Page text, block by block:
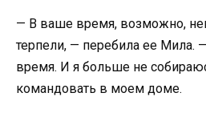
— В ваше время, возможно,
терпели, — перебила ее Мила.
время. И я больше не
командовать в моем доме.